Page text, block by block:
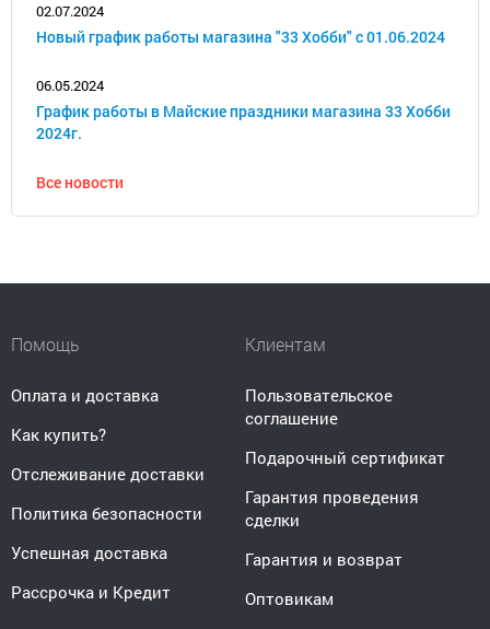
02.07.2024
Новый график работы магазина "33 Хобби" с 01.06.2024
06.05.2024
График работы в Майские праздники магазина 33 Хобби
2024г.
Все новости
Помощь
Оплата и доставка
Как купить?
Отслеживание доставки
Политика безопасности
Успешная доставка
Рассрочка и Кредит
Клиентам
Пользовательское
соглашение
Подарочный сертификат
Гарантия проведения
сделки
Гарантия и возврат
Оптовикам